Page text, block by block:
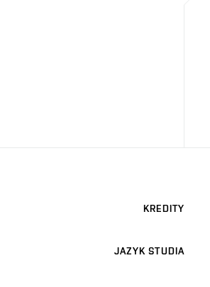
KREDITY
JAZYK STUDIA